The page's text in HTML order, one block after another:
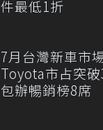
件最低1折
7月台灣新車市
Toyota市占突
包辦暢銷榜8席